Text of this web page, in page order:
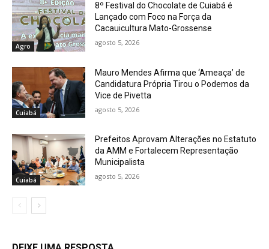
Agro
8º Festival do Chocolate de Cuiabá é
Lançado com Foco na Força da
Cacauicultura Mato-Grossense
agosto 5, 2026
Cuiabá
Mauro Mendes Afirma que ‘Ameaça’ de
Candidatura Própria Tirou o Podemos da
Vice de Pivetta
agosto 5, 2026
Cuiabá
Prefeitos Aprovam Alterações no Estatuto
da AMM e Fortalecem Representação
Municipalista
agosto 5, 2026